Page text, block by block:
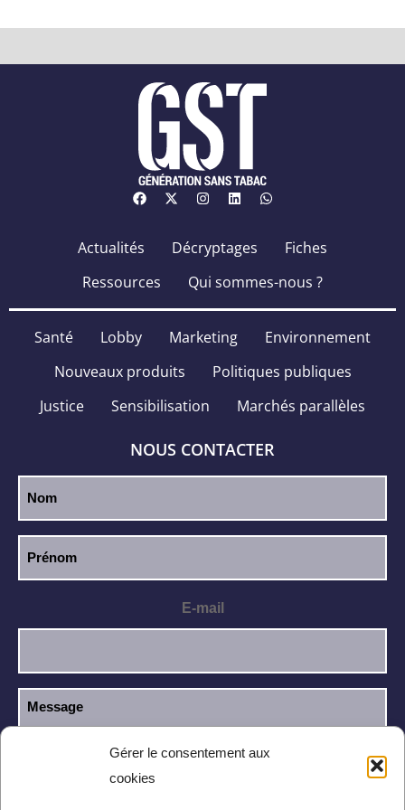
Gérer le consentement aux
cookies
Actualités Décryptages
Fiches
Ressources
Qui sommes-nous ?
Santé Lobby Marketing
Environnement
Nouveaux produits
Politiques publiques
Justice
Sensibilisation Marchés parallèles
NOUS CONTACTER
E-mail
J’ai lu et j’accepte la